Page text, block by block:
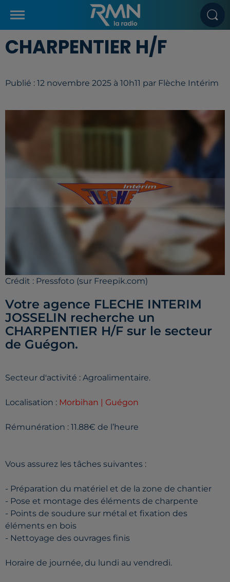
CHARPENTIER H/F
Publié : 12 novembre 2025 à 10h11 par Flèche Intérim
Crédit : Pressfoto (sur Freepik.com)
Votre agence FLECHE INTERIM
JOSSELIN recherche un
CHARPENTIER H/F sur le secteur
de Guégon.
Secteur d'activité : Agroalimentaire.
Localisation : Morbihan | Guégon
Rémunération : 11.88€ de l’heure
Vous assurez les tâches suivantes :
- Préparation du matériel et de la zone de chantier
- Pose et montage des éléments de charpente
- Points de soudure sur métal et fixation des
éléments en bois
- Nettoyage des ouvrages finis
Horaire de journée, du lundi au vendredi.